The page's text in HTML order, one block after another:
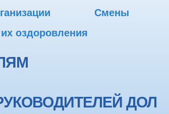
Смены
оздоровления
ДОЛ